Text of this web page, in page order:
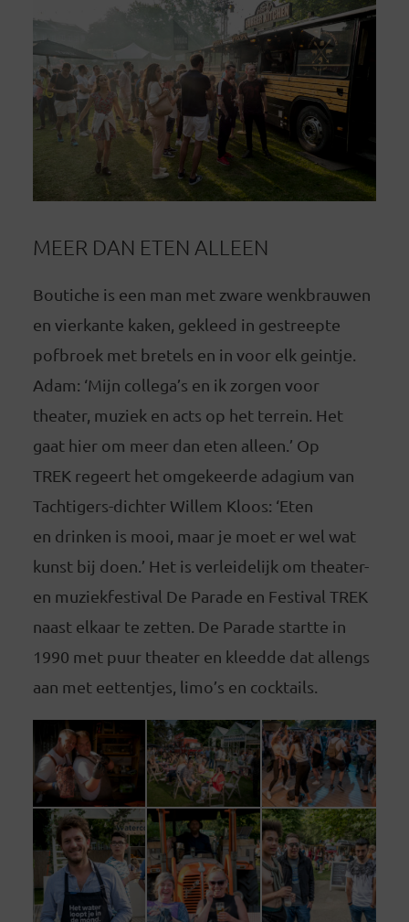
MEER DAN ETEN ALLEEN
Boutiche is een man met zware wenkbrauwen
en vierkante kaken, gekleed in gestreepte
pofbroek met bretels en in voor elk geintje.
Adam: ‘Mijn collega’s en ik zorgen voor
theater, muziek en acts op het terrein. Het
gaat hier om meer dan eten alleen.’ Op
TREK regeert het omgekeerde adagium van
Tachtigers-dichter Willem Kloos: ‘Eten
en drinken is mooi, maar je moet er wel wat
kunst bij doen.’ Het is verleidelijk om theater-
en muziekfestival De Parade en Festival TREK
naast elkaar te zetten. De Parade startte in
1990 met puur theater en kleedde dat allengs
aan met eettentjes, limo’s en cocktails.